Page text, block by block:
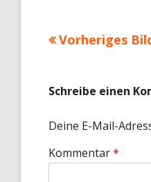
Vorheriges
Schreibe einen
Deine E-Mail-
Kommentar*